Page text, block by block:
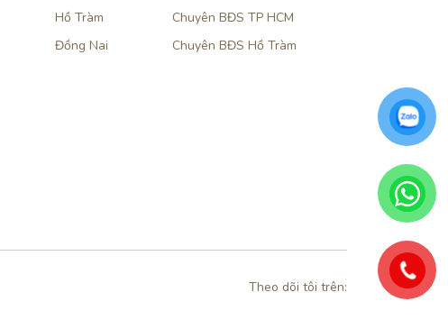
Hồ Tràm
Đồng Nai
Chuyên BĐS TP HCM
Chuyên BĐS Hồ Tràm
Theo dõi tôi trên: